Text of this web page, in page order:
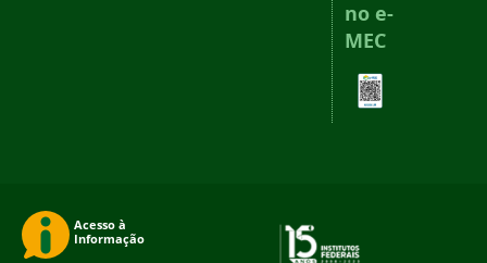
no e-
MEC